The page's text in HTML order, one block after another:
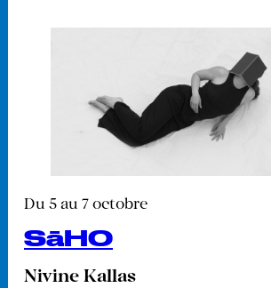
Du 5 au 7 octobre
SāHO
Nivine Kallas